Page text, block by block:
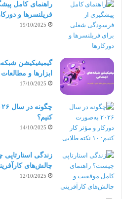
ادامۀ مطلب تحریک کند. هدف از
یک نمای کلی از کسب‌وکار است.
لندینگ پیج‌ چه
وقتی از طراحی لندینگ پیج
این صفحات چندین نوع
رایج‌ترین انواع آن دو مدل
لندینگ پیج کوتاه (
pages
)
این صفحات اطلاعات کمتری
راهنمای کامل
فریلنسرها و
19/10/2025
گیمیفیکیشن
ابزارها و
17/10/2025
کنیم؟
14/10/2025
زندگی
چالش‌های
12/10/2025